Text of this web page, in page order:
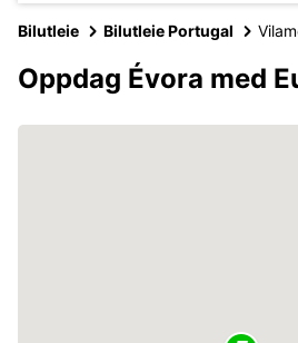
Bilutleie Bilutleie Portugal
Oppdag Évora med